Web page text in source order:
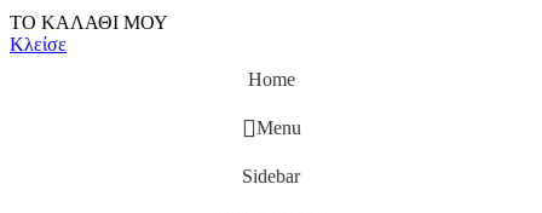
ΤΟ ΚΑΛΑΘΙ ΜΟΥ
Κλείσε
Home
Menu
Sidebar